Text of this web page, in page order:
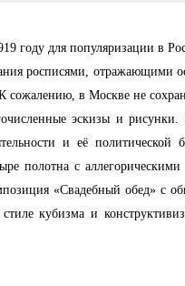
году для популяризации в
росписями, отражающими
в Москве не
эскизы и рисунки.
и её
полотна с
«Свадебный обед» с
кубизма и